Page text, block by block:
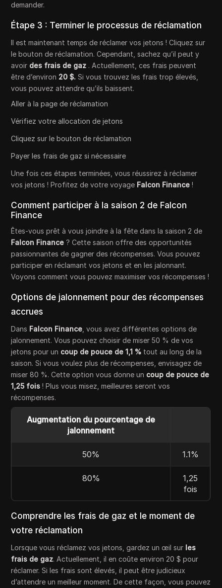
demander.
Étape 3 : Terminer le processus de réclamation
Il est maintenant temps de réclamer vos jetons ! Cliquez sur
le bouton de réclamation. Cependant, sachez qu’il peut y
avoir des frais de gaz . Actuellement, ces frais peuvent
être d’environ 20 $. Si vous trouvez les frais trop élevés,
vous pouvez attendre qu’ils baissent.
Aller à la page de réclamation
Vérifiez votre allocation de jetons
Cliquez sur le bouton de réclamation
Payer les frais de gaz si nécessaire
Une fois ces étapes terminées, vous réussirez à réclamer
vos jetons ! Profitez de votre voyage Falcon Finance !
Comment participer à la saison 2 de Falcon
Finance
Êtes-vous prêt à vous joindre à la fête dans la saison 2 de
Falcon Finance ? Cette saison offre des opportunités
passionnantes de gagner des récompenses. Vous pouvez
participer en réclamant vos jetons et en les jalonnant.
Voyons comment vous pouvez maximiser vos récompenses !
Options de jalonnement pour des récompenses
accrues
Dans Falcon Finance , vous avez différentes options de
jalonnement. Vous pouvez choisir de miser 50 % de vos
jetons pour un coup de pouce de 1,1 % tout au long de la
saison. Si vous voulez plus de récompenses, envisagez de
miser 80 %. Cette option vous donne un coup de pouce de
1,25 fois ! Plus vous misez, meilleures seront vos
récompenses.
Augmentation du pourcentage de
jalonnement
50% 1.1%
80%
1,25
fois
Comprendre les frais de gaz et le moment de
votre réclamation
Lorsque vous réclamez vos jetons, gardez un œil sur les
frais de gaz. Actuellement, il en coûte environ 20 $ pour
réclamer. Si les frais sont élevés, il peut être judicieux
d’attendre un meilleur moment. De cette façon, vous pouvez